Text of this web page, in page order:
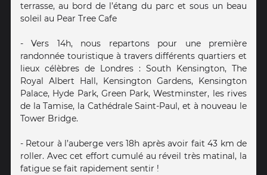
terrasse, au bord de l’étang du parc et sous un beau
soleil au Pear Tree Cafe
- Vers 14h, nous repartons pour une première
randonnée touristique à travers différents quartiers et
lieux célèbres de Londres : South Kensington, The
Royal Albert Hall, Kensington Gardens, Kensington
Palace, Hyde Park, Green Park, Westminster, les rives
de la Tamise, la Cathédrale Saint-Paul, et à nouveau le
Tower Bridge.
- Retour à l’auberge vers 18h après avoir fait 43 km de
roller. Avec cet effort cumulé au réveil très matinal, la
fatigue se fait rapidement sentir !